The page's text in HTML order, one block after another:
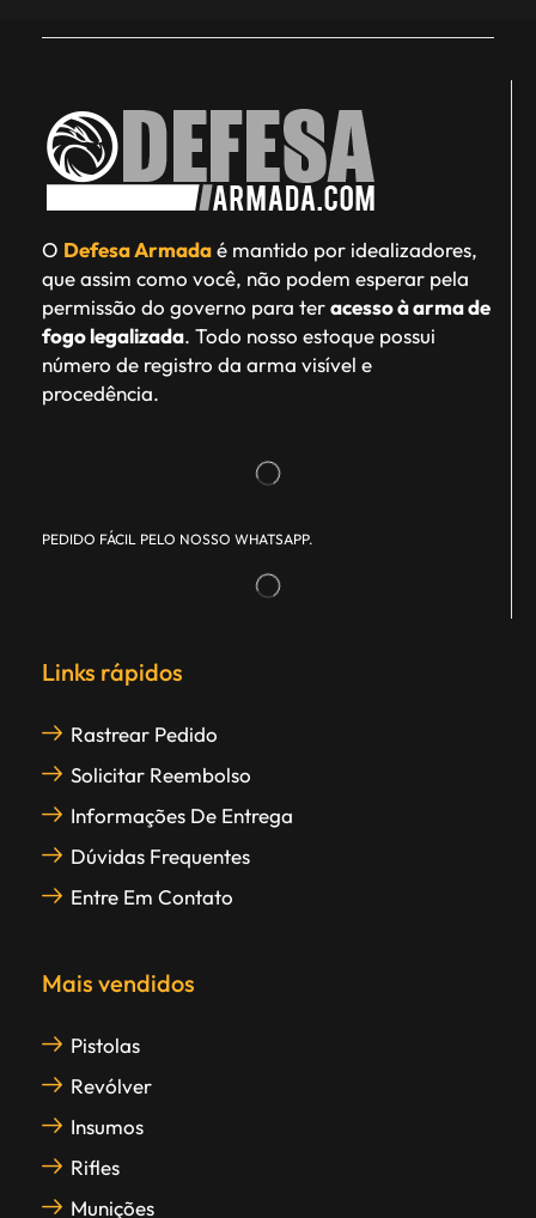
O Defesa Armadaé mantido por idealizadores,
que assim como você, não podem esperar pela
permissão do governo para teracesso à arma de
fogo legalizada. Todo nosso estoque possui
número de registro da arma visível e
procedência.
PEDIDO FÁCIL PELO NOSSO WHATSAPP.
Links rápidos
Rastrear Pedido
Solicitar Reembolso
Informações De Entrega
Dúvidas Frequentes
Entre Em Contato
Mais vendidos
Pistolas
Revólver
Insumos
Rifles
Munições